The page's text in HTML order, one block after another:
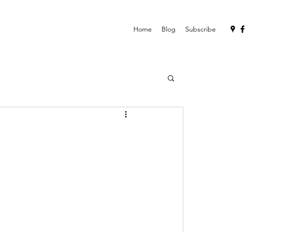
Home Blog Subscribe